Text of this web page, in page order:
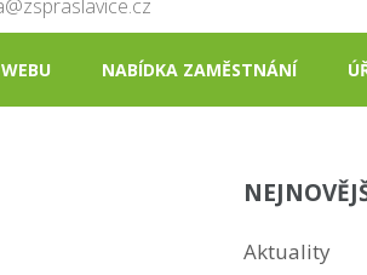
NABÍDKA ZAMĚSTNÁNÍ
Aktuality